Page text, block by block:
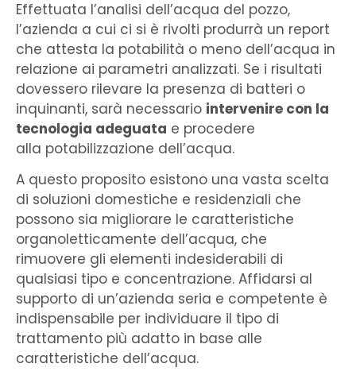
Effettuata l’analisi dell’acqua del pozzo,
l’azienda a cui ci si è rivolti produrrà un report
che attesta la potabilità o meno dell’acqua in
relazione ai parametri analizzati. Se i risultati
dovessero rilevare la presenza di batteri o
inquinanti, sarà necessario intervenire con la
tecnologia adeguata e procedere
alla potabilizzazione dell’acqua.
A questo proposito esistono una vasta scelta
di soluzioni domestiche e residenziali che
possono sia migliorare le caratteristiche
organoletticamente dell’acqua, che
rimuovere gli elementi indesiderabili di
qualsiasi tipo e concentrazione. Affidarsi al
supporto di un’azienda seria e competente è
indispensabile per individuare il tipo di
trattamento più adatto in base alle
caratteristiche dell’acqua.